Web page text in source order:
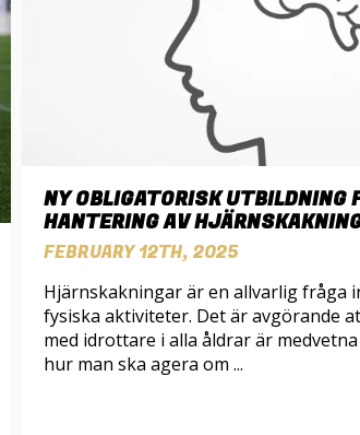
NY OBLIGATORISK UTBILDNING
HANTERING AV
FEBRUARY 12TH, 2025
Hjärnskakningar är en allvarlig fråga
fysiska aktiviteter. Det är avgörande
med idrottare i alla åldrar är
hur man ska agera om ...